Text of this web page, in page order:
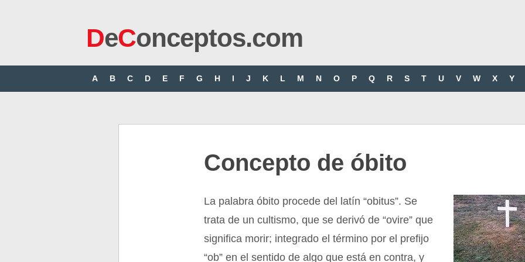
DeConceptos.com
A B C D E F G H I J K L M N O P Q R S T U V W X Y
Concepto de óbito
La palabra óbito procede del latín “obitus”. Se
trata de un cultismo, que se derivó de “ovire” que
significa morir; integrado el término por el prefijo
“ob” en el sentido de algo que está en contra, y